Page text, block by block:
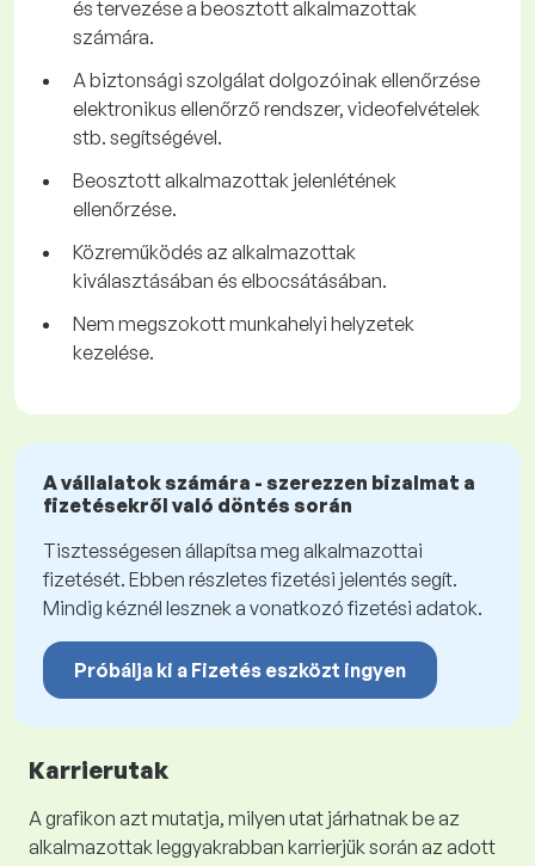
és tervezése a beosztott alkalmazottak
számára.
A biztonsági szolgálat dolgozóinak ellenőrzése
elektronikus ellenőrző rendszer, videofelvételek
stb. segítségével.
Beosztott alkalmazottak jelenlétének
ellenőrzése.
Közreműködés az alkalmazottak
kiválasztásában és elbocsátásában.
Nem megszokott munkahelyi helyzetek
kezelése.
A vállalatok számára - szerezzen bizalmat a
fizetésekről való döntés során
Tisztességesen állapítsa meg alkalmazottai
fizetését. Ebben részletes fizetési jelentés segít.
Mindig kéznél lesznek a vonatkozó fizetési adatok.
Próbálja ki a Fizetés eszközt ingyen
Karrierutak
A grafikon azt mutatja, milyen utat járhatnak be az
alkalmazottak leggyakrabban karrierjük során az adott